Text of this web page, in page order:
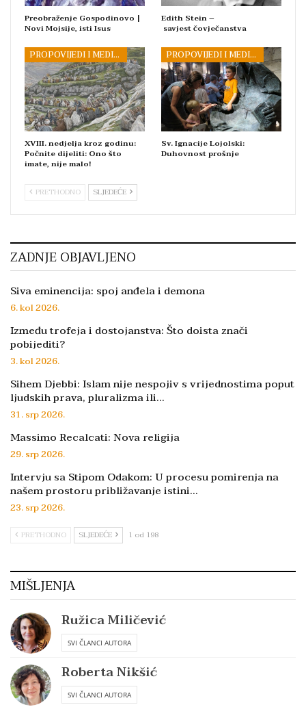
Preobraženje Gospodinovo |
Novi Mojsije, isti Isus
Edith Stein –
savjest čovječanstva
PROPOVIJEDI I MEDITACIJE
XVIII. nedjelja kroz godinu:
Počnite dijeliti: Ono što
imate, nije malo!
PROPOVIJEDI I MEDITACIJE
Sv. Ignacije Lojolski:
Duhovnost prošnje
PRETHODNO SLJEDEĆE
ZADNJE OBJAVLJENO
Siva eminencija: spoj anđela i demona
6. kol 2026.
Između trofeja i dostojanstva: Što doista znači
pobijediti?
3. kol 2026.
Sihem Djebbi: Islam nije nespojiv s vrijednostima poput
ljudskih prava, pluralizma ili…
31. srp 2026.
Massimo Recalcati: Nova religija
29. srp 2026.
Intervju sa Stipom Odakom: U procesu pomirenja na
našem prostoru približavanje istini…
23. srp 2026.
PRETHODNO SLJEDEĆE 1 od 198
MIŠLJENJA
Ružica Miličević
SVI ČLANCI AUTORA
Roberta Nikšić
SVI ČLANCI AUTORA